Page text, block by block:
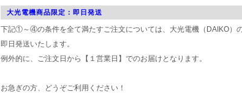
大光電機商品限定：即日発送
下記①～④の条件を全て満たすご注文については、大光電機（DAIKO）
即日発送いたします。
例外的に、ご注文日から【１営業日】でのお届けとなります。
お急ぎの方、どうぞご利用ください！